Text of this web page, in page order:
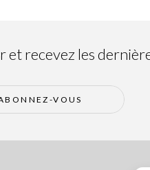
recevez les
VOUS